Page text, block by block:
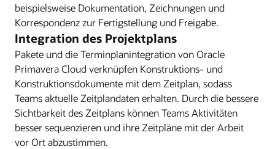
beispielsweise Dokumentation, Zeichnungen und
Korrespondenz zur Fertigstellung und Freigabe.
Integration des Projektplans
Pakete und die Terminplanintegration von Oracle
Primavera Cloud verknüpfen Konstruktions- und
Konstruktionsdokumente mit dem Zeitplan, sodass
Teams aktuelle Zeitplandaten erhalten. Durch die bessere
Sichtbarkeit des Zeitplans können Teams Aktivitäten
besser sequenzieren und ihre Zeitpläne mit der Arbeit
vor Ort abzustimmen.